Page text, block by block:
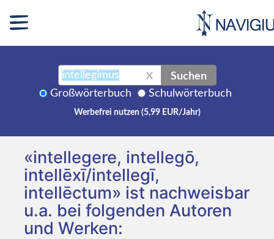
X Suchen
Großwörterbuch Schulwörterbuch
Werbefrei nutzen (5,99 EUR/Jahr)
«intellegere, intellegō,
intellēxī/intellegī,
intellēctum» ist nachweisbar
u.a. bei folgenden Autoren
und Werken: